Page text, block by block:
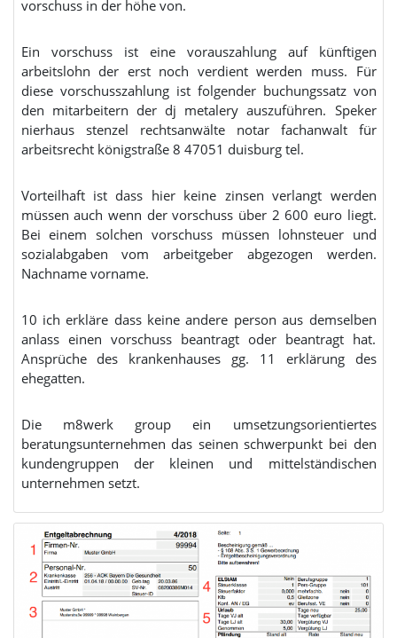
vorschuss in der höhe von.
Ein vorschuss ist eine vorauszahlung auf künftigen
arbeitslohn der erst noch verdient werden muss. Für
diese vorschusszahlung ist folgender buchungssatz von
den mitarbeitern der dj metalery auszuführen. Speker
nierhaus stenzel rechtsanwälte notar fachanwalt für
arbeitsrecht königstraße 8 47051 duisburg tel.
Vorteilhaft ist dass hier keine zinsen verlangt werden
müssen auch wenn der vorschuss über 2 600 euro liegt.
Bei einem solchen vorschuss müssen lohnsteuer und
sozialabgaben vom arbeitgeber abgezogen werden.
Nachname vorname.
10 ich erkläre dass keine andere person aus demselben
anlass einen vorschuss beantragt oder beantragt hat.
Ansprüche des krankenhauses gg. 11 erklärung des
ehegatten.
Die m8werk group ein umsetzungsorientiertes
beratungsunternehmen das seinen schwerpunkt bei den
kundengruppen der kleinen und mittelständischen
unternehmen setzt.